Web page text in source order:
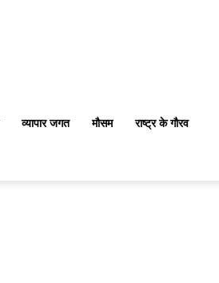
व्यापार जगत मौसम राष्ट्र के गौरव